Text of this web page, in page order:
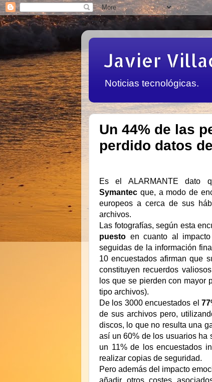
Javier
Noticias tecnológicas.
Un 44% de las
perdido datos
Es el ALARMANTE dato
Symantec que, a modo de
europeos a cerca de sus
archivos.
Las fotografías, según esta
puesto en cuanto al
seguidas de la información
10 encuestados afirman que
constituyen recuerdos
los que se pierden con mayor
tipo archivos).
De los 3000 encuestados el
de sus archivos pero,
discos, lo que no resulta una
así un 60% de los usuarios ha
un 11% de los encuestados
realizar copias de seguridad.
Pero además del impacto
añadir otros costes